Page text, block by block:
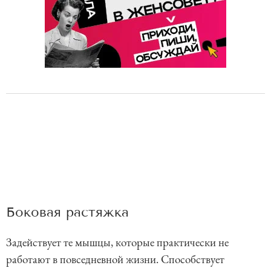
Боковая растяжка
Задействует те мышцы, которые практически не
работают в повседневной жизни. Способствует